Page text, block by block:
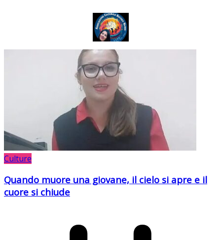
Culture
Quando muore una giovane, il cielo si apre e il
cuore si chiude